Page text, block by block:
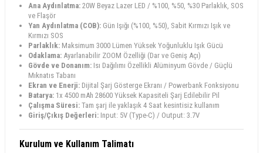
Ana Aydınlatma: 20W Beyaz Lazer LED / %100, %50, %30 Parlaklık, SOS
ve Flaşör
Yan Aydınlatma (COB): Gün Işığı (%100, %50), Sabit Kırmızı Işık ve
Kırmızı SOS
Parlaklık: Maksimum 3000 Lümen Yüksek Yoğunluklu Işık Gücü
Odaklama: Ayarlanabilir ZOOM Özelliği (Dar ve Geniş Açı)
Gövde ve Donanım: Isı Dağılımı Özellikli Alüminyum Gövde / Güçlü
Mıknatıs Tabanı
Ekran ve Enerji: Dijital Şarj Gösterge Ekranı / Powerbank Fonksiyonu
Batarya: 1x 4500 mAh 28600 Yüksek Kapasiteli Şarj Edilebilir Pil
Çalışma Süresi: Tam şarj ile yaklaşık 4 Saat kesintisiz kullanım
Giriş/Çıkış Değerleri: Input: 5V (Type-C) / Output: 3.7V
Kurulum ve Kullanım Talimatı